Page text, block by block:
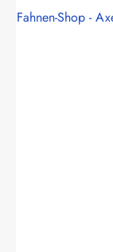
Fahnen-Shop -